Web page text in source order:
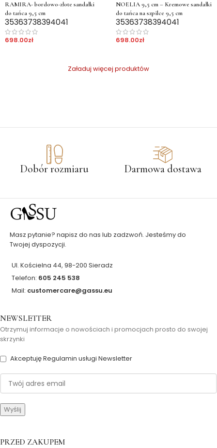
RAMIRA- bordowo-złote sandałki
do tańca 9,5 cm
35363738394041
698.00zł
NOELIA 9,5 cm – Kremowe sandałki
do tańca na szpilce 9,5 cm
35363738394041
698.00zł
Załaduj więcej produktów
Dobór rozmiaru Darmowa dostawa
Masz pytanie? napisz do nas lub zadzwoń. Jesteśmy do
Twojej dyspozycji.
Ul. Kościelna 44, 98-200 Sieradz
Telefon: 605 245 538
Mail: customercare@gassu.eu
NEWSLETTER
Otrzymuj informacje o nowościach i promocjach prosto do swojej
skrzynki
Akceptuję Regulamin usługi Newsletter
PRZED ZAKUPEM